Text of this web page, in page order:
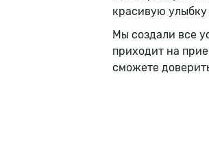
красивую улыбку
Мы создали все
приходит на
сможете